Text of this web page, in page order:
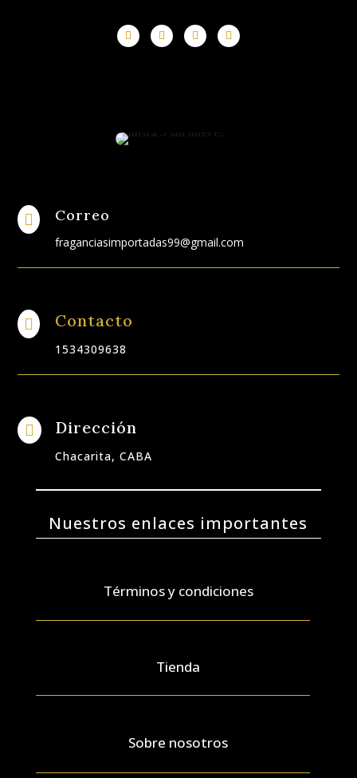
 Correo
fraganciasimportadas99@gmail.com
 Contacto
1534309638
 Dirección
Chacarita, CABA
Nuestros enlaces importantes
Términos y condiciones
Tienda
Sobre nosotros